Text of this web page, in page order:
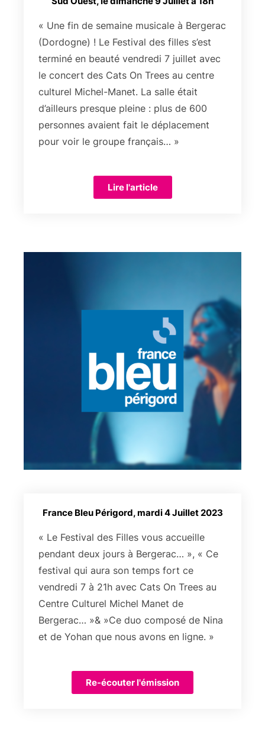
« Une fin de semaine musicale à Bergerac
(Dordogne) ! Le Festival des filles s’est
terminé en beauté vendredi 7 juillet avec
le concert des Cats On Trees au centre
culturel Michel-Manet. La salle était
d’ailleurs presque pleine : plus de 600
personnes avaient fait le déplacement
pour voir le groupe français… »
Lire l'article
France Bleu Périgord, mardi 4 Juillet 2023
« Le Festival des Filles vous accueille
pendant deux jours à Bergerac… », « Ce
festival qui aura son temps fort ce
vendredi 7 à 21h avec Cats On Trees au
Centre Culturel Michel Manet de
Bergerac… »& »Ce duo composé de Nina
et de Yohan que nous avons en ligne. »
Re-écouter l'émission